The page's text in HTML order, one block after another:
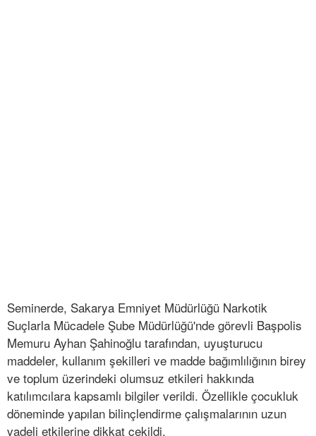
Seminerde, Sakarya Emniyet Müdürlüğü Narkotik
Suçlarla Mücadele Şube Müdürlüğü'nde görevli Başpolis
Memuru Ayhan Şahinoğlu tarafından, uyuşturucu
maddeler, kullanım şekilleri ve madde bağımlılığının birey
ve toplum üzerindeki olumsuz etkileri hakkında
katılımcılara kapsamlı bilgiler verildi. Özellikle çocukluk
döneminde yapılan bilinçlendirme çalışmalarının uzun
vadeli etkilerine dikkat çekildi.